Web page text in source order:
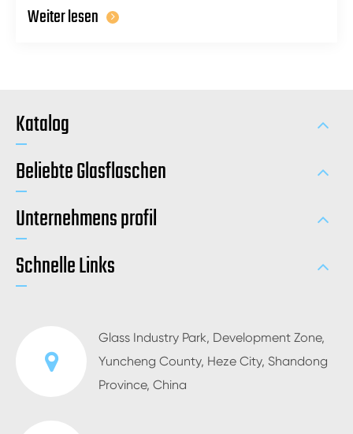
Weiter lesen
Katalog
Beliebte Glasflaschen
Unternehmens profil
Schnelle Links
Glass Industry Park, Development Zone,
Yuncheng County, Heze City, Shandong
Province, China